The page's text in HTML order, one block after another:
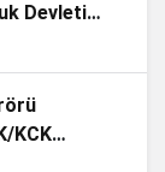
Devleti
KCK